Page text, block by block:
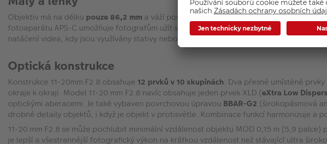
Objektiv má na délku pouze 86,2 mm a váží pouhých335 g. Na ultra širokoúhlý objektiv
fotoaparátu APS-C umožňuje fotografům užít si systém pro citlivé zachycení obrazu,
natáčení videa, kdy jsou využívány stativy nebo gimbaly.
Optická konstrukce
Konstrukce 11-20mm F2.8 obsahuje 12 prvků v 10 skupinách. Dva přesně umístěné
okraje k okraji. Model 11-20 mm F2.8 navíc obsahuje jeden prvek XLD (eXtra Low
optickými aberacemi. Je také vybaven povrchovou úpravou BBAR-G2 (širokopásmová
drobné detaily objektů, i když je objekt v protisvětle. Kombinace funkcí harmonizuje a
11-20 mm F2.8 se může pochlubit minimální vzdálenost objektu MOD 0,15 m (5,9
je lepší a všestrannější fotografický výkon na krátkou vzdálenost než stávající ultra